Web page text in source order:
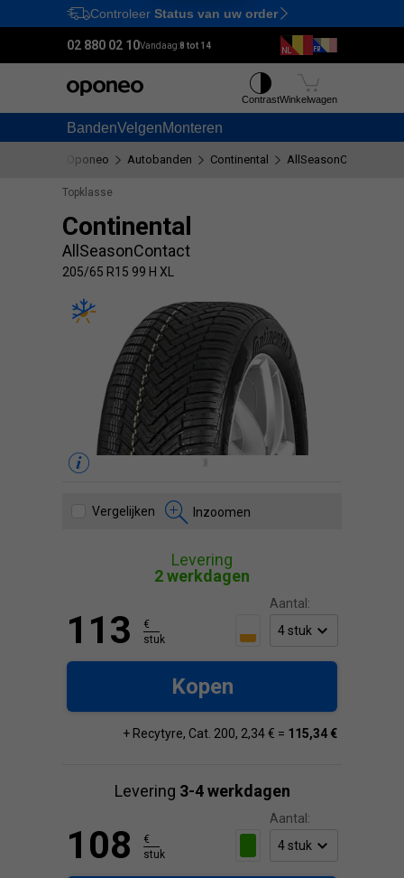
Ctrl M
Controleer Status van uw order
02 880 02 10Vandaag:8 tot 14
BandenVelgenMonteren
ContrastWinkelwagen
Oponeo Autobanden Continental AllSeasonContact
Topklasse
Continental
AllSeasonContact
205/65 R15 99 H XL
Vergelijken Inzoomen
Levering
2 werkdagen
Aantal:
113
€
stuk
Kopen
+ Recytyre, Cat. 200, 2,34 € = 115,34 €
Levering 3-4 werkdagen
Aantal:
108
€
stuk